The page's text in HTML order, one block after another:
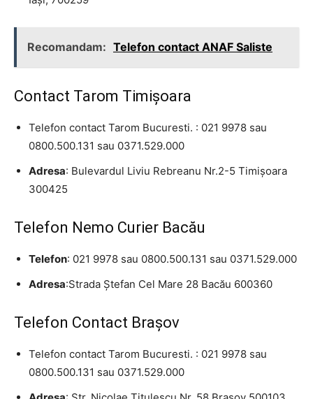
Recomandam: Telefon contact ANAF Saliste
Contact Tarom Timişoara
Telefon contact Tarom Bucuresti. : 021 9978 sau
0800.500.131 sau 0371.529.000
Adresa: Bulevardul Liviu Rebreanu Nr.2-5 Timişoara
300425
Telefon Nemo Curier Bacău
Telefon: 021 9978 sau 0800.500.131 sau 0371.529.000
Adresa:Strada Ştefan Cel Mare 28 Bacău 600360
Telefon Contact Braşov
Telefon contact Tarom Bucuresti. : 021 9978 sau
0800.500.131 sau 0371.529.000